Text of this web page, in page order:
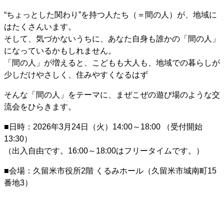
“ちょっとした関わり”を持つ人たち（＝間の人）が、地域に
はたくさんいます。
そして、気づかないうちに、あなた自身も誰かの「間の人」
になっているかもしれません。
「間の人」が増えると、こどもも大人も、地域での暮らしが
少しだけやさしく、住みやすくなるはず
そんな「間の人」をテーマに、まぜこぜの遊び場のような交
流会をひらきます。
■日時：2026年3月24日（火）14:00～18:00 （受付開始
13:30）
（出入自由です。16:00～18:00はフリータイムです。）
■会場：久留米市役所2階 くるみホール（久留米市城南町15
番地3）